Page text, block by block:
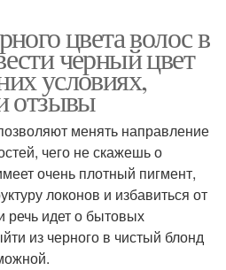
цвета волос в
черный цвет
условиях,
отзывы
менять направление
чего не скажешь о
очень плотный пигмент,
локонов и избавиться от
речь идет о бытовых
из черного в чистый блонд